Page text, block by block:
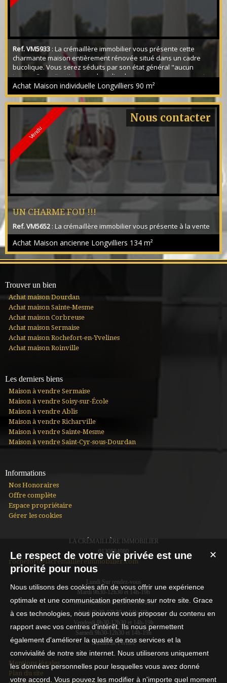
Ref. VM5933 : La crémaillère immobilier vous présente cette
charmante maison entièrement rénovée situé dans un cadre
bucolique. Vous serez séduits par son état général "aucun
travaux", sa situation au calme d'un hameau, son agencement
de plain pied avec un beau séjour donnant sur 1er terrasse de
25m² exposé OUEST, cuisine ouverte avec accès à la 2ème
terrasse exposé EST avec pergola, deux chambres, WC...
Achat Maison individuelle Longvilliers 90 m²
Vendu
UN CHARME FOU !!!
Ref. VM5652 : La crémaillère immobilier vous présente à la vente
cette charmante maison ancienne entièrement rénovée en 2015.
Situé au calme de la campagne, dans le parc de la vallée de
Chevreuse, vous serez séduits par son environnement
reposant tout en étant proche de Paris à 50 min en voiture. La
aménagée et équipée, un cellier/buanderie...
Achat Maison ancienne Longvilliers 134 m²
Nous contacter
Trouver un bien
Achat maison Dourdan
Achat maison Sainte-Mesme
Achat maison Corbreuse
Achat maison Sermaise
Achat maison Rochefort-en-Yvelines
Achat maison Roinville
Les derniers biens
Maison à vendre Sermaise
Maison à vendre Soisy-sur-École
Maison à vendre Ablis
Maison à vendre Richarville
Maison à vendre Sainte-Mesme
Maison à vendre Saint-Cyr-sous-Dourdan
Informations
Nos Honoraires
Offre complète
Espace propriétaire
Gérer les cookies
LA CRÉMAILLÈRE IMMOBILIER
0130884980
rochefort@lacremaillereimmobilier.com
Lundi Sur rendez-vous
Mardi 9h30-12h30 et 14h-19h
Mercredi 9h30-12h30 et 14h-19h
Jeudi 9h30-12h30 et 14h-19h
Vendredi 9h30-12h30 et 14h-19h
Samedi 9h30-12h30 et 14h-19h
Dimanche Fermée
Mentions légales
Plan du site
✕
Le respect de votre vie privée est une
priorité pour nous
Nous utilisons des cookies afin de vous offrir une expérience
optimale et une communication pertinente sur notre site. Grace
à ces technologies, nous pouvons vous proposer du contenu en
rapport avec vos centres d'intérêt. Ils nous permettent
également d'améliorer la qualité de nos services et la
convivialité de notre site internet. Nous utiliserons uniquement
les données personnelles pour lesquelles vous avez donné
votre accord. Vous pouvez les modifier à n'importe quel moment